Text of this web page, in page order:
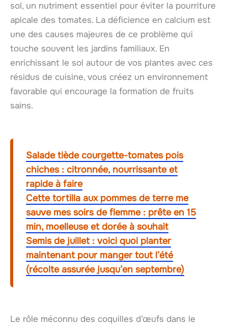
sol, un nutriment essentiel pour éviter la pourriture
apicale des tomates. La déficience en calcium est
une des causes majeures de ce problème qui
touche souvent les jardins familiaux. En
enrichissant le sol autour de vos plantes avec ces
résidus de cuisine, vous créez un environnement
favorable qui encourage la formation de fruits
sains.
Salade tiède courgette-tomates pois
chiches : citronnée, nourrissante et
rapide à faire
Cette tortilla aux pommes de terre me
sauve mes soirs de flemme : prête en 15
min, moelleuse et dorée à souhait
Semis de juillet : voici quoi planter
maintenant pour manger tout l’été
(récolte assurée jusqu’en septembre)
Le rôle méconnu des coquilles d’œufs dans le